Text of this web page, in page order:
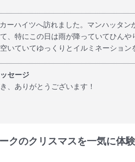
ーハイツへ訪れました。マンハッタ
、特にこの日は雨が降っていてひん
いていてゆっくりとイルミネーショ
セージ
、ありがとうございます！
当ツアーをお選びいただき、「参加
迫力満点の家庭イルミネーションも
クのクリスマスを一気に体験